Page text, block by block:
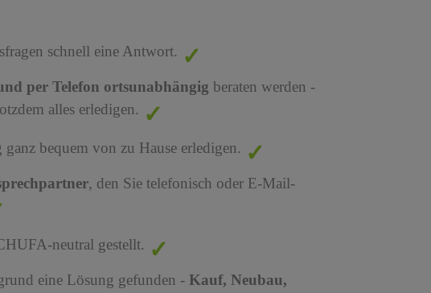
schnell eine Antwort.
per Telefon ortsunabhängig beraten werden -
alles erledigen.
bequem von zu Hause erledigen.
, den Sie telefonisch oder E-Mail-
neutral gestellt.
eine Lösung gefunden - Kauf, Neubau,